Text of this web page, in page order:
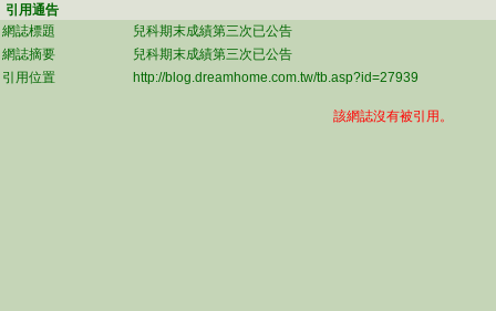
引用通告
網誌標題
兒科期末成績第三次已公告
網誌摘要
兒科期末成績第三次已公告
引用位置
http://blog.dreamhome.com.tw/tb.asp?id=27939
該網誌沒有被引用。